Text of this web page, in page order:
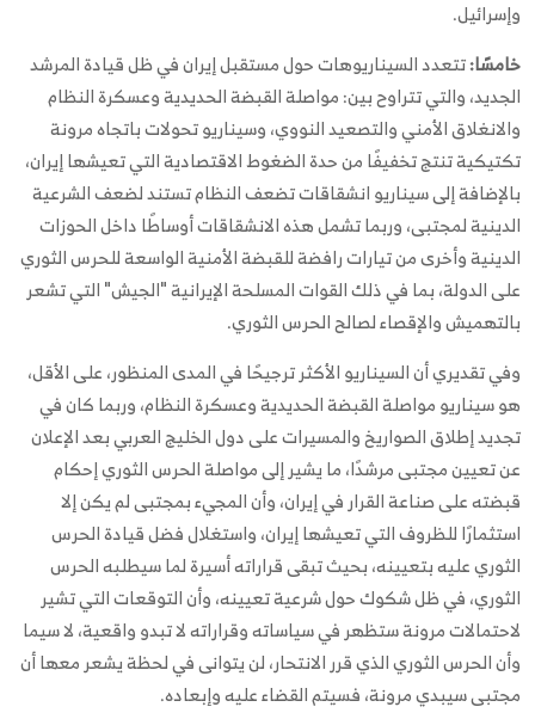
وإسرائيل.
خامسًا:تتعدد السيناريوهات حول مستقبل إيران في ظل قيادة المرشد
الجديد، والتي تتراوح بين: مواصلة القبضة الحديدية وعسكرة النظام
والانغلاق الأمني والتصعيد النووي، وسيناريو تحولات باتجاه مرونة
تكتيكية تنتج تخفيفًا من حدة الضغوط الاقتصادية التي تعيشها إيران،
بالإضافة إلى سيناريو انشقاقات تضعف النظام تستند لضعف الشرعية
الدينية لمجتبى، وربما تشمل هذه الانشقاقات أوساطًا داخل الحوزات
الدينية وأخرى من تيارات رافضة للقبضة الأمنية الواسعة للحرس الثوري
على الدولة، بما في ذلك القوات المسلحة الإيرانية "الجيش" التي تشعر
بالتهميش والإقصاء لصالح الحرس الثوري.
وفي تقديري أن السيناريو الأكثر ترجيحًا في المدى المنظور، على الأقل،
هو سيناريو مواصلة القبضة الحديدية وعسكرة النظام، وربما كان في
تجديد إطلاق الصواريخ والمسيرات على دول الخليج العربي بعد الإعلان
عن تعيين مجتبى مرشدًا، ما يشير إلى مواصلة الحرس الثوري إحكام
قبضته على صناعة القرار في إيران، وأن المجيء بمجتبى لم يكن إلا
استثمارًا للظروف التي تعيشها إيران، واستغلال فضل قيادة الحرس
الثوري عليه بتعيينه، بحيث تبقى قراراته أسيرة لما سيطلبه الحرس
الثوري، في ظل شكوك حول شرعية تعيينه، وأن التوقعات التي تشير
لاحتمالات مرونة ستظهر في سياساته وقراراته لا تبدو واقعية، لا سيما
وأن الحرس الثوري الذي قرر الانتحار، لن يتوانى في لحظة يشعر معها أن
مجتبى سيبدي مرونة، فسيتم القضاء عليه وإبعاده.